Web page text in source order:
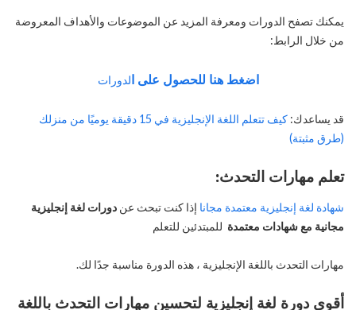
يمكنك تصفح الدورات ومعرفة المزيد عن الموضوعات والأهداف المعروضة
من خلال الرابط:
اضغط هنا للحصول على ا لدورات
قد يساعدك:
كيف تتعلم اللغة الإنجليزية في 15 دقيقة يوميًا من منزلك
(طرق مثبتة)
تعلم مهارات التحدث:
شهادة لغة إنجليزية معتمدة مجانا إذا كنت تبحث عن دورات لغة إنجليزية
مجانية مع شهادات معتمدة للمبتدئين للتعلم
مهارات التحدث باللغة الإنجليزية ، هذه الدورة مناسبة جدًا لك.
أقوى دورة لغة إنجليزية لتحسين مهارات التحدث باللغة